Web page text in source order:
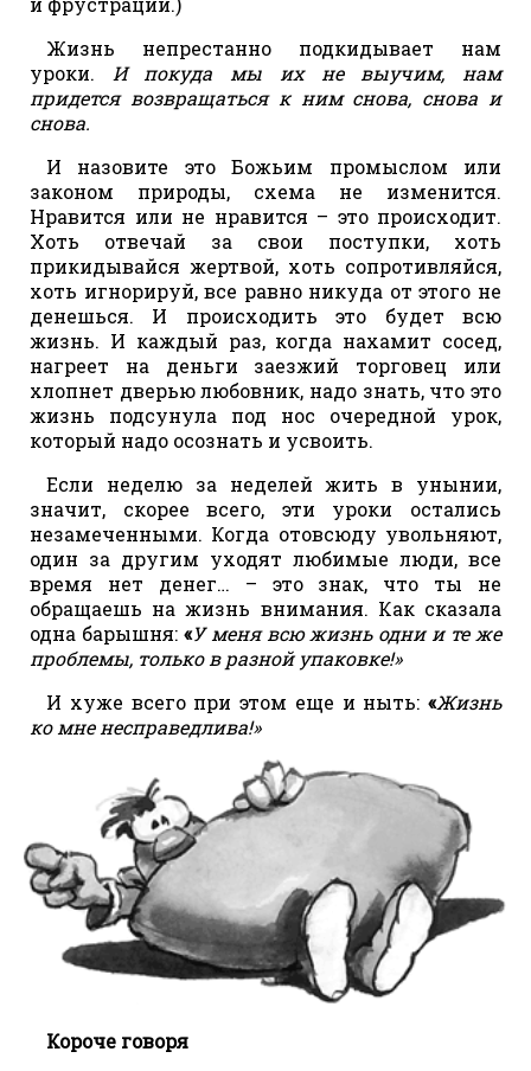
Жизнь непрестанно подкидывает нам
уроки.
И покуда мы их не выучим, нам
придется возвращаться к ним снова, снова и
снова.
И назовите это Божьим промыслом или
законом природы, схема не изменится.
Нравится или не нравится – это происходит.
Хоть отвечай за свои поступки, хоть
прикидывайся жертвой, хоть сопротивляйся,
хоть игнорируй, все равно никуда от этого не
денешься. И происходить это будет всю
жизнь. И каждый раз, когда нахамит сосед,
нагреет на деньги заезжий торговец или
хлопнет дверью любовник, надо знать, что это
жизнь подсунула под нос очередной урок,
который надо осознать и усвоить.
Если неделю за неделей жить в унынии,
значит, скорее всего, эти уроки остались
незамеченными. Когда отовсюду увольняют,
один за другим уходят любимые люди, все
время нет денег… – это знак, что ты не
обращаешь на жизнь внимания. Как сказала
одна барышня: «У меня всю жизнь одни и те же
проблемы, только в разной упаковке!»
И хуже всего при этом еще и ныть: «Жизнь
ко мне несправедлива!»
Короче говоря